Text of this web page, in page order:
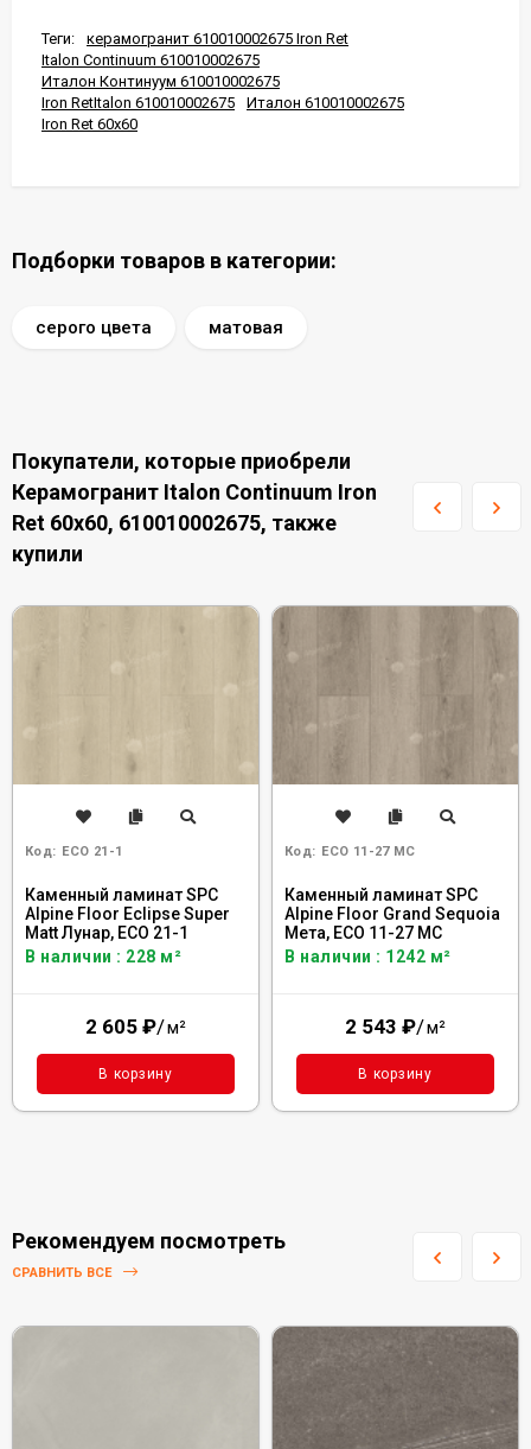
Теги:
керамогранит 610010002675 Iron Ret
Italon Continuum 610010002675
Италон Континуум 610010002675
Iron RetItalon 610010002675
Италон 610010002675
Iron Ret 60x60
Подборки товаров в категории:
серого цвета матовая
Покупатели, которые приобрели
Керамогранит Italon Continuum Iron
Ret 60x60, 610010002675, также
купили
Код: ECO 21-1
Каменный ламинат SPC
Alpine Floor Eclipse Super
Matt Лунар, ЕСО 21-1
В наличии : 228 м²
2 605 ₽/м²
В корзину
Код: ECO 11-27 MC
Каменный ламинат SPC
Alpine Floor Grand Sequoia
Мета, ECO 11-27 MC
В наличии : 1242 м²
2 543 ₽/м²
В корзину
Рекомендуем посмотреть
СРАВНИТЬ ВСЕ